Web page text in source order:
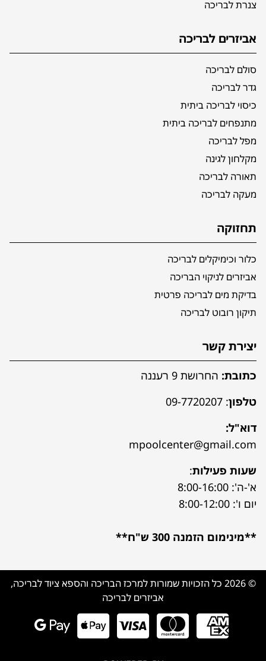
צנרת לבריכה
אביזרים לבריכה
סולם לבריכה
גדר לבריכה
כיסוי לבריכה ביתית
מתנפחים לבריכה ביתית
מפל לבריכה
מקלחון לגינה
תאורה לבריכה
מעקה לבריכה
תחזוקה
כלור וכימיקלים לבריכה
אביזרים לניקוי הבריכה
בדיקת מים לבריכה פרטית
תיקון רובוט לבריכה
יצירת קשר
כתובת: החרושת 9 רעננה
טלפון:
09-7720207
דוא"ל:
mpoolcenter@gmail.com
שעות פעילות:
א'-ה': 8:00-16:00
יום ו': 8:00-12:00
**מינימום הזמנה 300 ש"ח**
© 2026 כל הזכויות שמורות למרכז הבריכה והספא ציוד לבריכה,
אביזרים לבריכה